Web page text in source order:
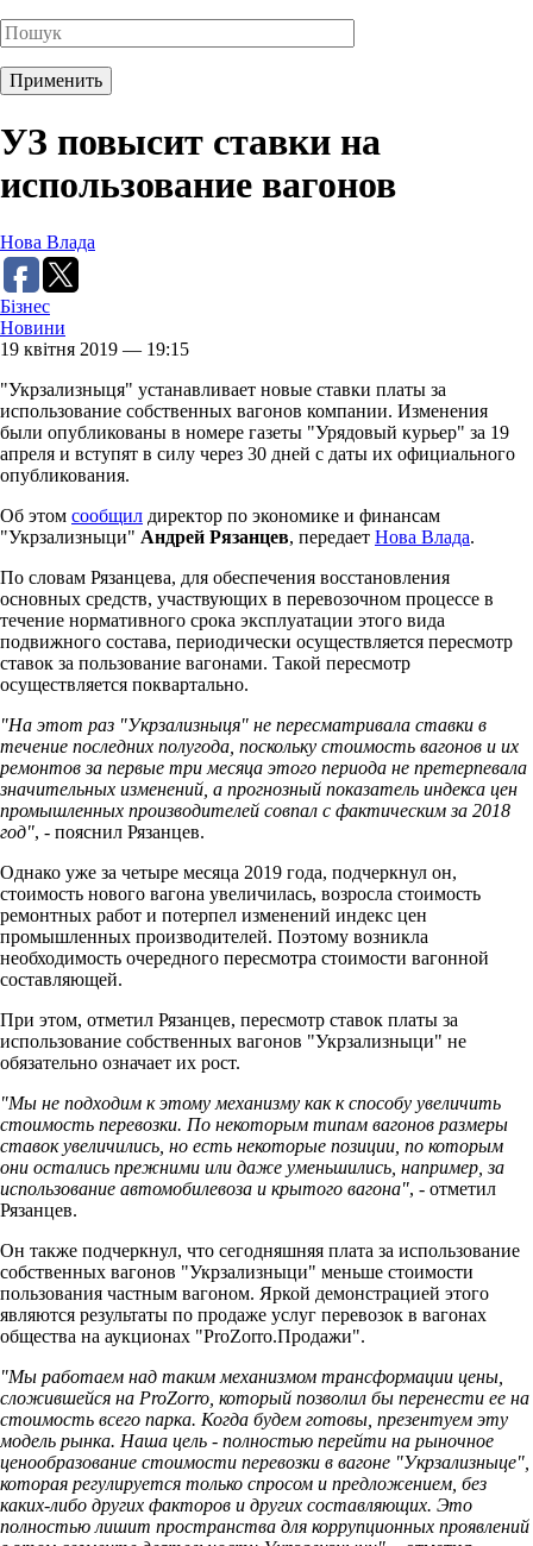
УЗ повысит ставки на
использование вагонов
Нова Влада
Бізнес
Новини
19 квітня 2019 — 19:15
"Укрзализныця" устанавливает новые ставки платы за
использование собственных вагонов компании. Изменения
были опубликованы в номере газеты "Урядовый курьер" за 19
апреля и вступят в силу через 30 дней с даты их официального
опубликования.
Об этом сообщил директор по экономике и финансам
"Укрзализныци" Андрей Рязанцев, передает Нова Влада.
По словам Рязанцева, для обеспечения восстановления
основных средств, участвующих в перевозочном процессе в
течение нормативного срока эксплуатации этого вида
подвижного состава, периодически осуществляется пересмотр
ставок за пользование вагонами. Такой пересмотр
осуществляется поквартально.
"На этот раз "Укрзализныця" не пересматривала ставки в
течение последних полугода, поскольку стоимость вагонов и их
ремонтов за первые три месяца этого периода не претерпевала
значительных изменений, а прогнозный показатель индекса цен
промышленных производителей совпал с фактическим за 2018
год", - пояснил Рязанцев.
Однако уже за четыре месяца 2019 года, подчеркнул он,
стоимость нового вагона увеличилась, возросла стоимость
ремонтных работ и потерпел изменений индекс цен
промышленных производителей. Поэтому возникла
необходимость очередного пересмотра стоимости вагонной
составляющей.
При этом, отметил Рязанцев, пересмотр ставок платы за
использование собственных вагонов "Укрзализныци" не
обязательно означает их рост.
"Мы не подходим к этому механизму как к способу увеличить
стоимость перевозки. По некоторым типам вагонов размеры
ставок увеличились, но есть некоторые позиции, по которым
они остались прежними или даже уменьшились, например, за
использование автомобилевоза и крытого вагона", - отметил
Рязанцев.
Он также подчеркнул, что сегодняшняя плата за использование
собственных вагонов "Укрзализныци" меньше стоимости
пользования частным вагоном. Яркой демонстрацией этого
являются результаты по продаже услуг перевозок в вагонах
общества на аукционах "ProZorro.Продажи".
"Мы работаем над таким механизмом трансформации цены,
сложившейся на ProZorro, который позволил бы перенести ее на
стоимость всего парка. Когда будем готовы, презентуем эту
модель рынка. Наша цель - полностью перейти на рыночное
ценообразование стоимости перевозки в вагоне "Укрзализныце",
которая регулируется только спросом и предложением, без
каких-либо других факторов и других составляющих. Это
полностью лишит пространства для коррупционных проявлений